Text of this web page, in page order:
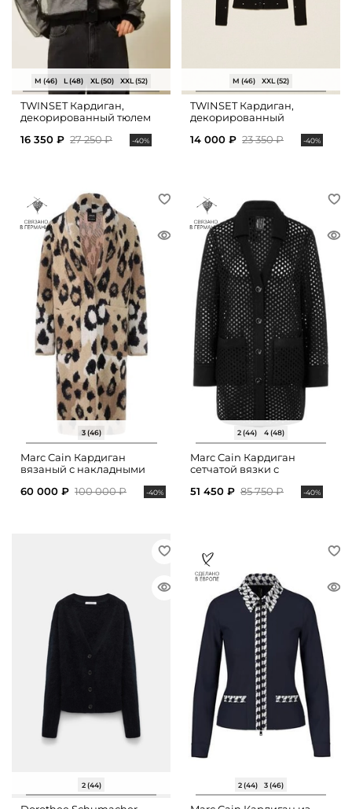
M (46) L (48) XL (50) XXL (52)
TWINSET Кардиган,
декорированный тюлем
16 350 ₽ 27 250 ₽ -40%
M (46) XXL (52)
TWINSET Кардиган,
декорированный
14 000 ₽ 23 350 ₽ -40%
3 (46)
Marc Cain Кардиган
вязаный с накладными
60 000 ₽ 100 000 ₽ -40%
2 (44) 4 (48)
Marc Cain Кардиган
сетчатой вязки с
51 450 ₽ 85 750 ₽ -40%
2 (44) 2 (44) 3 (46)